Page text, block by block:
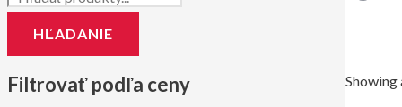
HĽADANIE
Filtrovať podľa ceny Showing